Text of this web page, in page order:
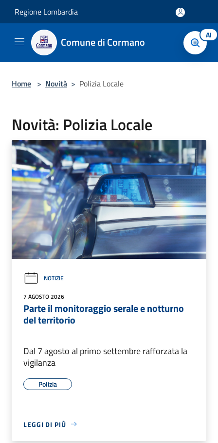
Regione Lombardia
Comune di Cormano AI
Home > Novità > Polizia Locale
Novità: Polizia Locale
NOTIZIE
7 AGOSTO 2026
Parte il monitoraggio serale e notturno
del territorio
Dal 7 agosto al primo settembre rafforzata la
vigilanza
Polizia
LEGGI DI PIÙ